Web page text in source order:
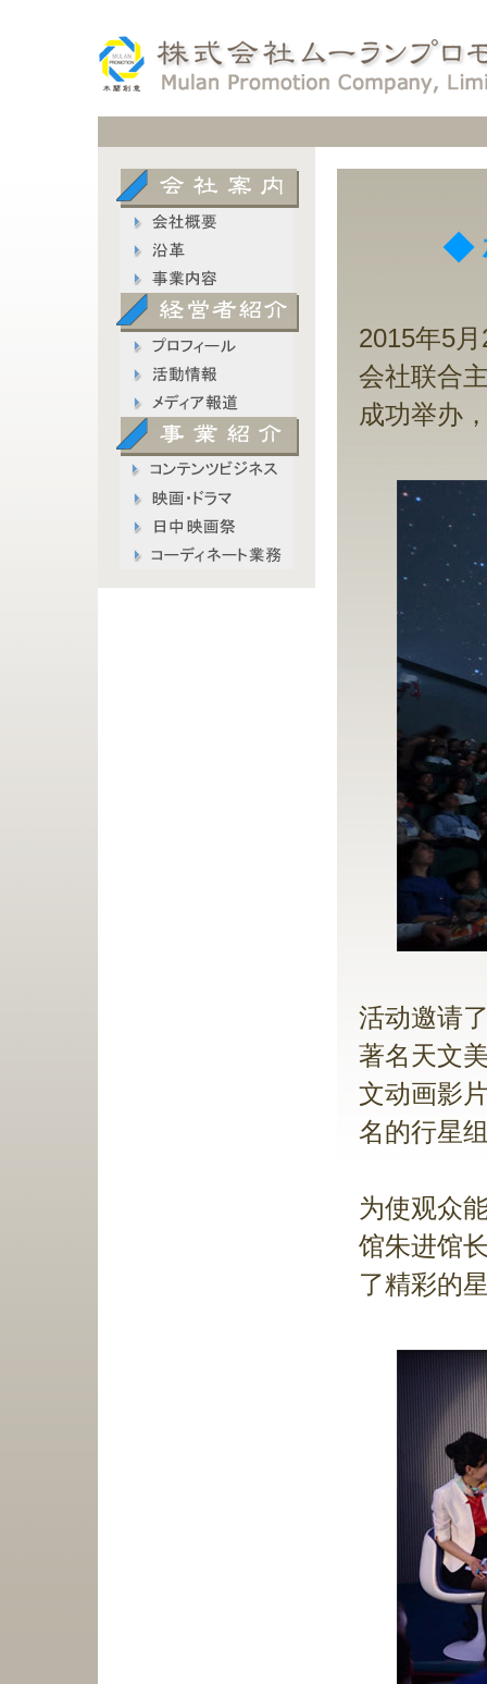
◆
2015年5
会社联合
成功举办
活动邀请
著名天文
文动画影
名的行星
为使观众
馆朱进馆
了精彩的